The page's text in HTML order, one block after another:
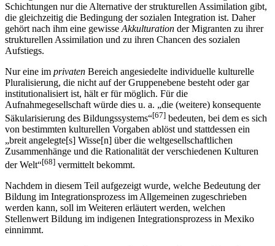
Esser geht deshalb davon aus, dass es für die Vermeidung ethnischer
Schichtungen nur die Alternative der strukturellen Assimilation gibt,
die gleichzeitig die Bedingung der sozialen Integration ist. Daher
gehört nach ihm eine gewisse Akkulturationder Migranten zu ihrer
strukturellen Assimilation und zu ihren Chancen des sozialen
Nur eine imprivatenBereich angesiedelte individuelle kulturelle
Pluralisierung, die nicht auf der Gruppenebene besteht oder gar
institutionalisiert ist, hält er für möglich. Für die
Aufnahmegesellschaft würde dies u. a. „die (weitere) konsequente
Säkularisierung des Bildungssystems“ [67]bedeuten, bei dem es sich
von bestimmten kulturellen Vorgaben ablöst und stattdessen ein
„breit angelegte[s] Wisse[n] über die weltgesellschaftlichen
Zusammenhänge und die Rationalität der verschiedenen Kulturen
Nachdem in diesem Teil aufgezeigt wurde, welche Bedeutung der
Bildung im Integrationsprozess im Allgemeinen zugeschrieben
werden kann, soll im Weiteren erläutert werden, welchen
Stellenwert Bildung im indigenen Integrationsprozess in Mexiko